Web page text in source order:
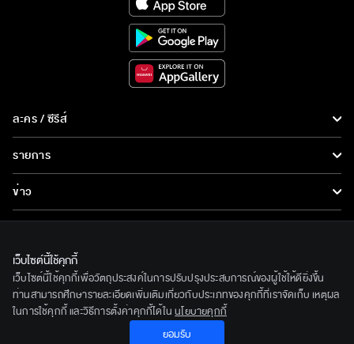
ละคร / ซีรีส์
ซีรีส์นานาชาติ
การ์ตูน & เกม
รายการ
ข่าว
ข่าวประชาสัมพันธ์
ทีวีออนไลน์
เกี่ยวกับเรา
BEC World
รู้จักเรา
ติดตามเราได้ที่
© 2020 Bangkok Entertainment Co.,Ltd. All Rights Reserved.
เว็บไซต์นี้ใช้คุกกี้
เว็บไซต์นี้ใช้คุกกี้เพื่อวัตถุประสงค์ในการปรับปรุงประสบการณ์ของผู้ใช้ให้ดียิ่งขึ้น
ท่านสามารถศึกษารายละเอียดเพิ่มเติมเกี่ยวกับประเภทของคุกกี้ที่เราจัดเก็บ เหตุผล
ในการใช้คุกกี้ และวิธีการตั้งค่าคุกกี้ได้ใน นโยบายคุกกี้
ยอมรับ